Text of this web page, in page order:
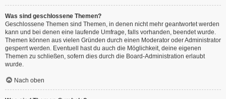
Was sind geschlossene Themen?
Geschlossene Themen sind Themen, in denen nicht mehr geantwortet werden
kann und bei denen eine laufende Umfrage, falls vorhanden, beendet wurde.
Themen können aus vielen Gründen durch einen Moderator oder Administrator
gesperrt werden. Eventuell hast du auch die Möglichkeit, deine eigenen
Themen zu schließen, sofern dies durch die Board-Administration erlaubt
wurde.
Nach oben